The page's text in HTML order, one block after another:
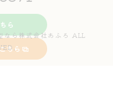
ら
ちら
ら株式会社あふろ ALL